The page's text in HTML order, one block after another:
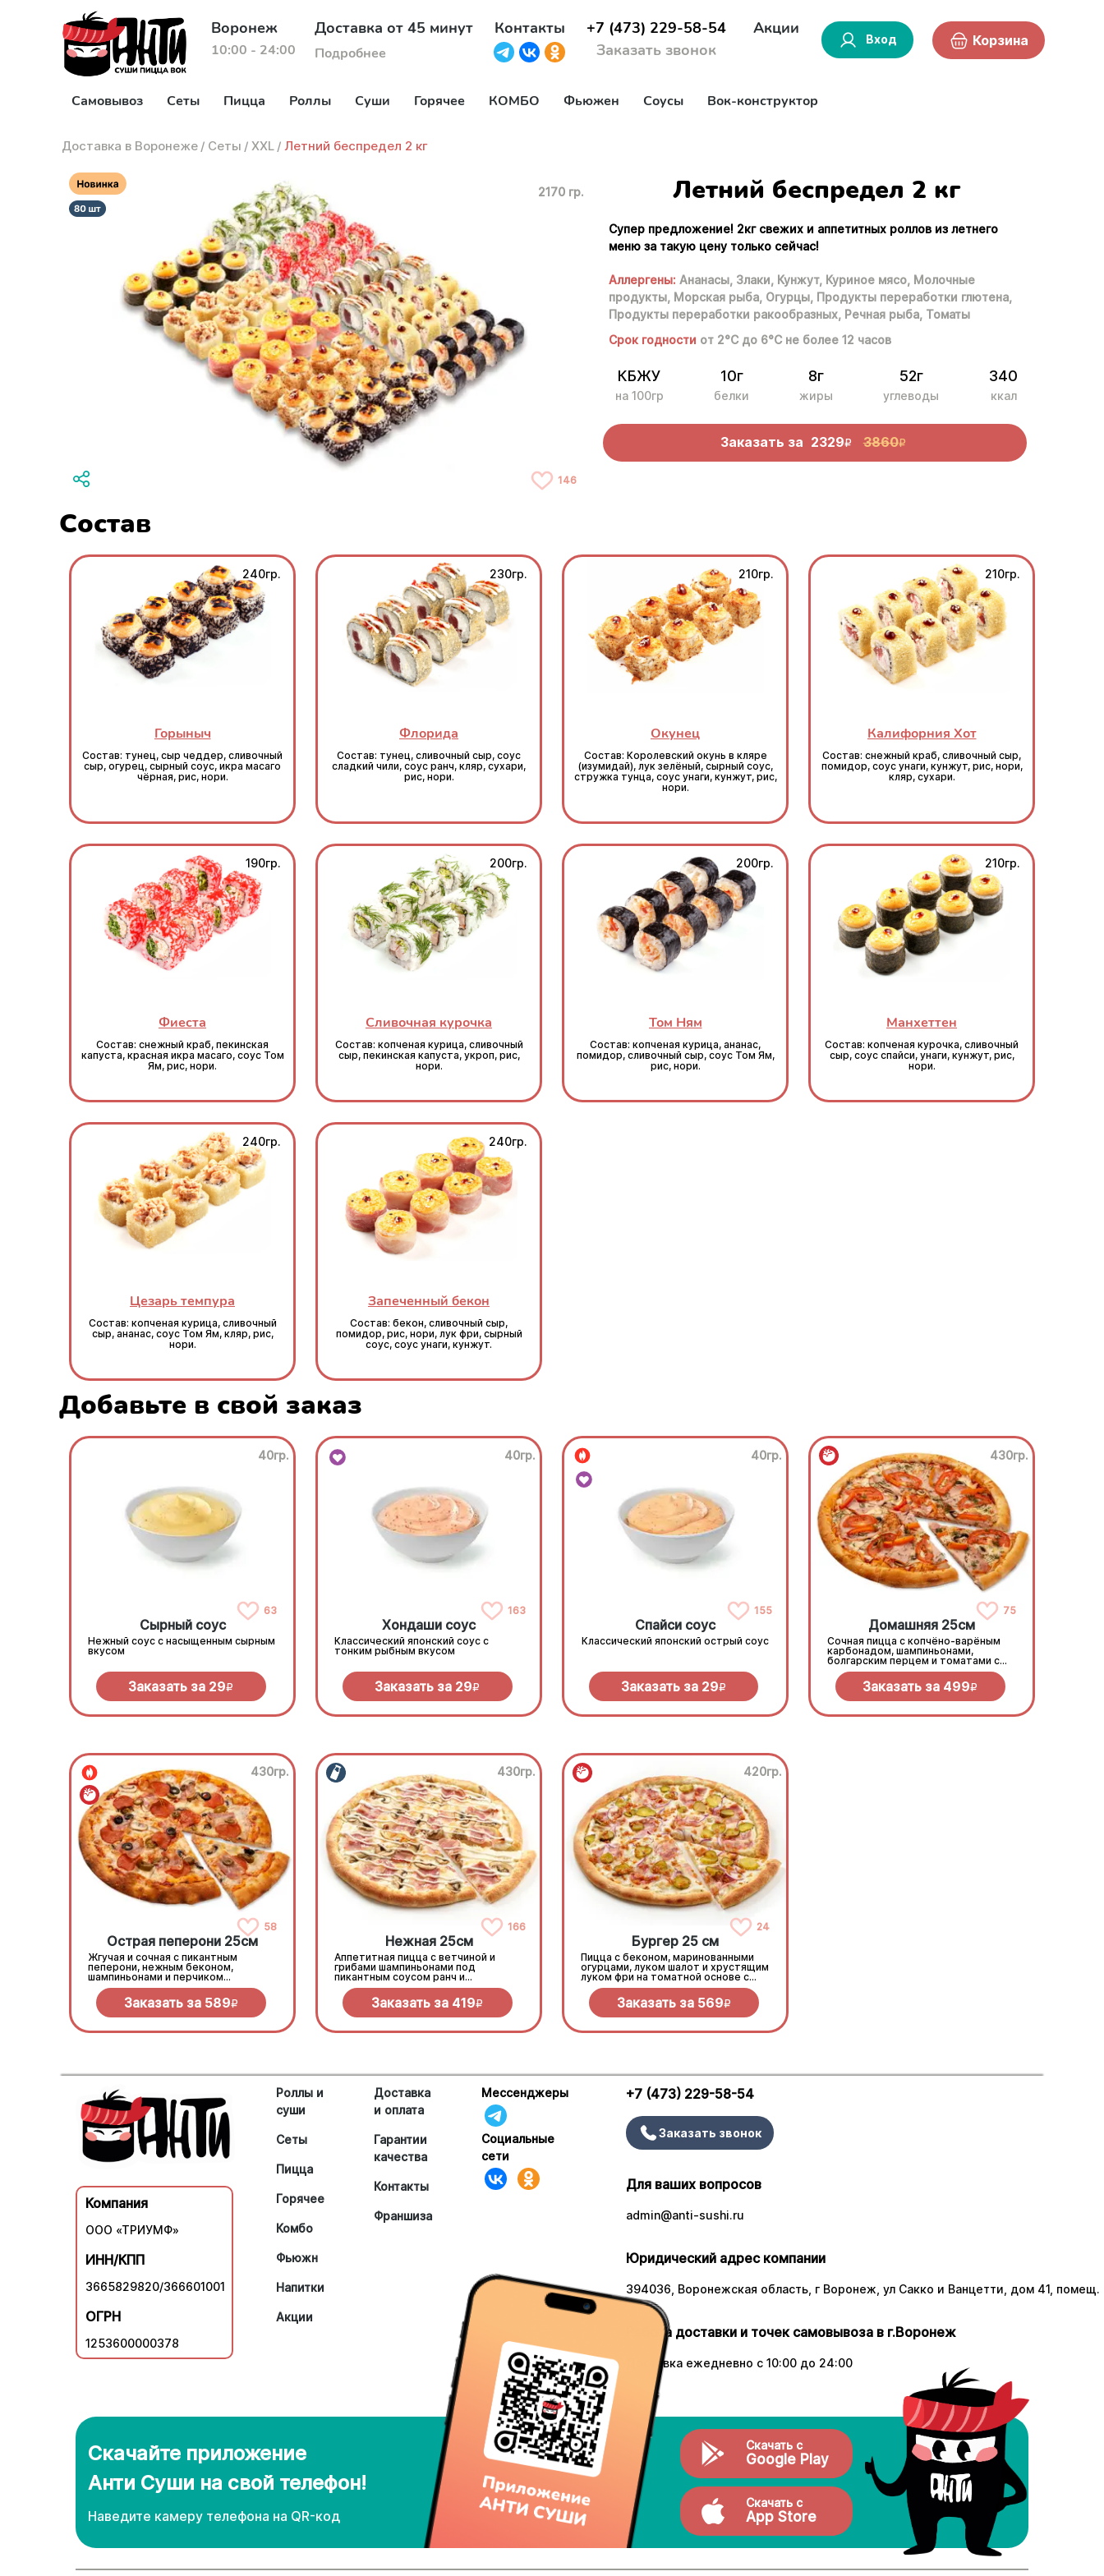
Воронеж
10:00 - 24:00
Доставка от 45 минут
Подробнее
Контакты
+7 (473) 229-58-54
Заказать звонок
Акции
Вход Корзина
Самовывоз Сеты Пицца Роллы Суши Горячее КОМБО Фьюжен Соусы Вок-конструктор
Доставка в Воронеже / Сеты / XXL / Летний беспредел 2 кг
2170 гр.
146
Летний беспредел 2 кг
Супер предложение! 2кг свежих и аппетитных роллов из летнего
меню за такую цену только сейчас!
Аллергены: Ананасы, Злаки, Кунжут, Куриное мясо, Молочные
продукты, Морская рыба, Огурцы, Продукты переработки глютена,
Продукты переработки ракообразных, Речная рыба, Томаты
Срок годности от 2°С до 6°С не более 12 часов
КБЖУ
на 100гр
10г
белки
8г
жиры
52г
углеводы
340
ккал
Заказать за 2329R 3860R
Состав
240гр.
Горыныч
Состав: тунец, сыр чеддер, сливочный
сыр, огурец, сырный соус, икра масаго
чёрная, рис, нори.
230гр.
Флорида
Состав: тунец, сливочный сыр, соус
сладкий чили, соус ранч, кляр, сухари,
рис, нори.
210гр.
Окунец
Состав: Королевский окунь в кляре
(изумидай), лук зелёный, сырный соус,
стружка тунца, соус унаги, кунжут, рис,
нори.
210гр.
Калифорния Хот
Состав: снежный краб, сливочный сыр,
помидор, соус унаги, кунжут, рис, нори,
кляр, сухари.
190гр.
Фиеста
Состав: снежный краб, пекинская
капуста, красная икра масаго, соус Том
Ям, рис, нори.
200гр.
Сливочная курочка
Состав: копченая курица, сливочный
сыр, пекинская капуста, укроп, рис,
нори.
200гр.
Том Ням
Состав: копченая курица, ананас,
помидор, сливочный сыр, соус Том Ям,
рис, нори.
210гр.
Манхеттен
Состав: копченая курочка, сливочный
сыр, соус спайси, унаги, кунжут, рис,
нори.
240гр.
Цезарь темпура
Состав: копченая курица, сливочный
сыр, ананас, соус Том Ям, кляр, рис,
нори.
240гр.
Запеченный бекон
Состав: бекон, сливочный сыр,
помидор, рис, нори, лук фри, сырный
соус, соус унаги, кунжут.
Добавьте в свой заказ
40гр.
63
Сырный соус
Нежный соус с насыщенным сырным
вкусом
Заказать за 29R
40гр.
163
Хондаши соус
Классический японский соус с
тонким рыбным вкусом
Заказать за 29R
40гр.
155
Спайси соус
Классический японский острый соус
Заказать за 29R
430гр.
75
Домашняя 25см
Сочная пицца с копчёно-варёным
карбонадом, шампиньонами,
болгарским перцем и томатами с
зеленью под моцареллой
Заказать за 499R
430гр.
58
Острая пеперони 25cм
Жгучая и сочная с пикантным
пеперони, нежным беконом,
шампиньонами и перчиком
халапеньо под моцареллой
Заказать за 589R
430гр.
166
Нежная 25см
Аппетитная пицца с ветчиной и
грибами шампиньонами под
пикантным соусом ранч и
моцареллой
Заказать за 419R
420гр.
24
Бургер 25 см
Пицца с беконом, маринованными
огурцами, луком шалот и хрустящим
луком фри на томатной основе с
моцареллой.
Заказать за 569R
Компания
ООО «ТРИУМФ»
ИНН/КПП
3665829820/366601001
ОГРН
1253600000378
Роллы и
суши
Сеты
Пицца
Горячее
Комбо
Фьюжн
Напитки
Акции
Доставка
и оплата
Гарантии
качества
Контакты
Франшиза
Мессенджеры
Социальные
сети
+7 (473) 229-58-54
Заказать звонок
Для ваших вопросов
admin@anti-sushi.ru
Юридический адрес компании
394036, Воронежская область, г Воронеж, ул Сакко и Ванцетти, дом 41, помещ.
Работа доставки и точек самовывоза в г.Воронеж
Доставка ежедневно с 10:00 до 24:00
Скачайте приложение
Анти Суши на свой телефон!
Наведите камеру телефона нa QR-код
Скачать с
Google Play
Скачать с
App Store